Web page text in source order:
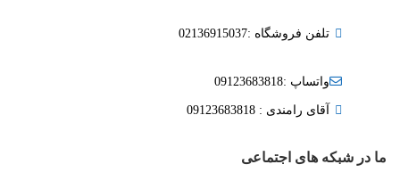
تلفن فروشگاه :02136915037
واتساپ :09123683818
آقای رامندی : 09123683818
ما در شبکه های اجتماعی